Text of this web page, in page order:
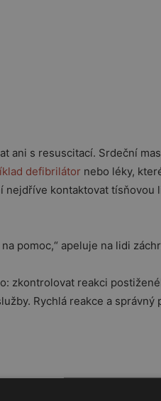
ani s resuscitací. Srdeční
defibrilátor nebo léky,
nejdříve kontaktovat tísňovou
pomoc,“ apeluje na lidi
zkontrolovat reakci
Rychlá reakce a správný